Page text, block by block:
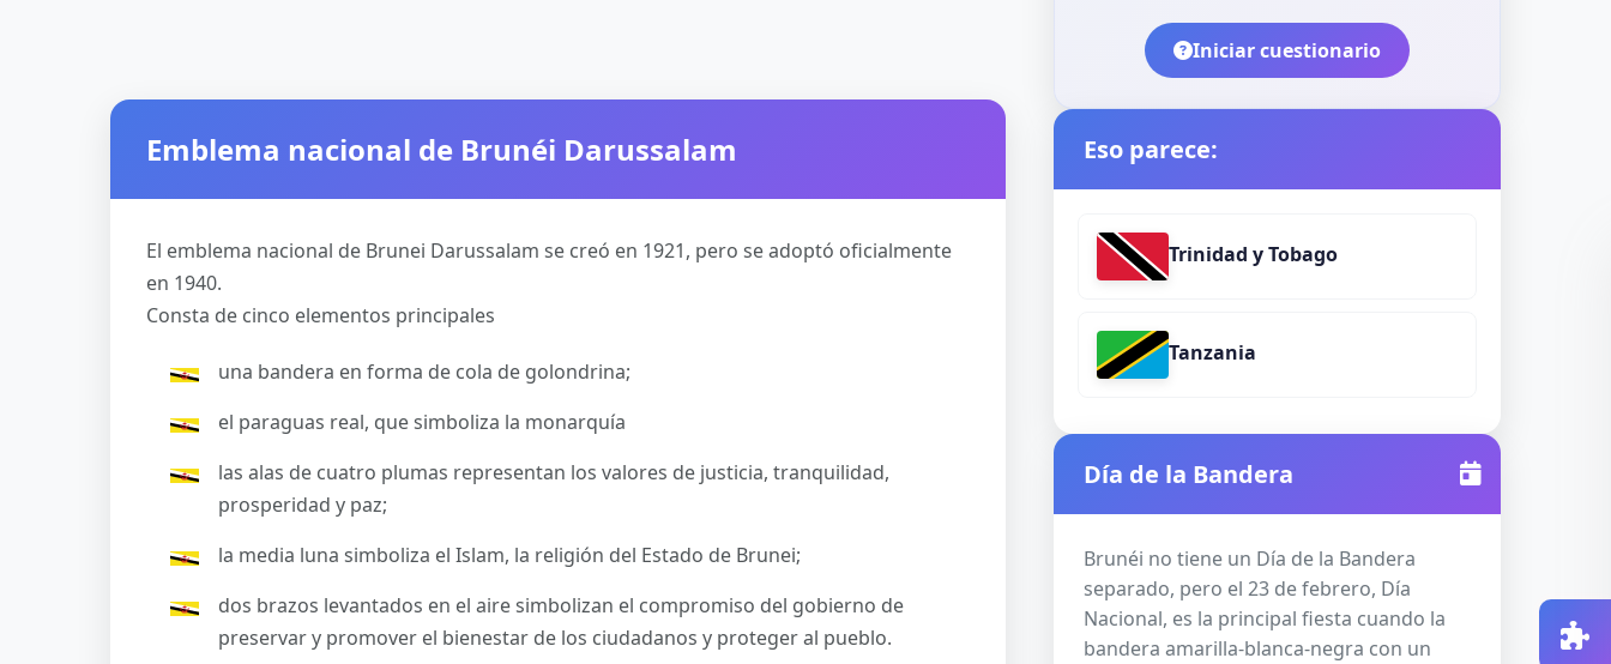
Emblema nacional de Brunéi Darussalam
El emblema nacional de Brunei Darussalam se creó en 1921, pero se adoptó oficialmente
en 1940.
Consta de cinco elementos principales
una bandera en forma de cola de golondrina;
el paraguas real, que simboliza la monarquía
las alas de cuatro plumas representan los valores de justicia, tranquilidad,
prosperidad y paz;
la media luna simboliza el Islam, la religión del Estado de Brunei;
dos brazos levantados en el aire simbolizan el compromiso del gobierno de
preservar y promover el bienestar de los ciudadanos y proteger al pueblo.
Iniciar cuestionario
Eso parece:
Trinidad y Tobago
Tanzania
Día de la Bandera
Brunéi no tiene un Día de la Bandera
separado, pero el 23 de febrero, Día
Nacional, es la principal fiesta cuando la
bandera amarilla-blanca-negra con un